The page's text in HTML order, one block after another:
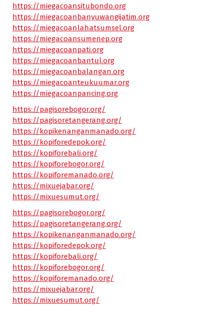
https://miegacoansitubondo.org
https://miegacoanbanyuwangijatim.org
https://miegacoanlahatsumsel.org
https://miegacoansumenep.org
https://miegacoanpati.org
https://miegacoanbantul.org
https://miegacoanbalangan.org
https://miegacoanteukuumar.org
https://miegacoanpancing.org
https://pagisorebogor.org/
https://pagisoretangerang.org/
https://kopikenanganmanado.org/
https://kopiforedepok.org/
https://kopiforebali.org/
https://kopiforebogor.org/
https://kopiforemanado.org/
https://mixuejabar.org/
https://mixuesumut.org/
https://pagisorebogor.org/
https://pagisoretangerang.org/
https://kopikenanganmanado.org/
https://kopiforedepok.org/
https://kopiforebali.org/
https://kopiforebogor.org/
https://kopiforemanado.org/
https://mixuejabar.org/
https://mixuesumut.org/